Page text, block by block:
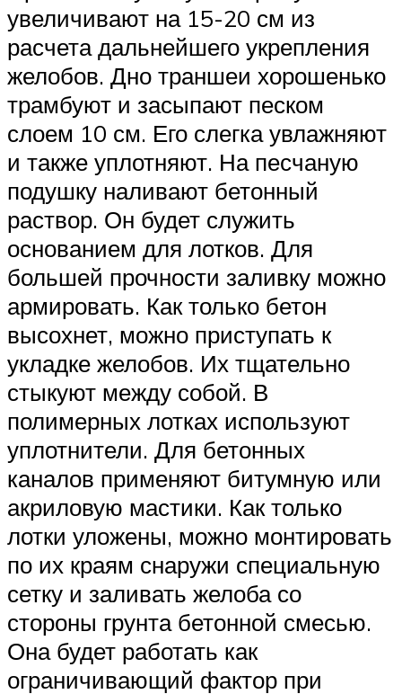
увеличивают на 15-20 см из
расчета дальнейшего укрепления
желобов. Дно траншеи хорошенько
трамбуют и засыпают песком
слоем 10 см. Его слегка увлажняют
и также уплотняют. На песчаную
подушку наливают бетонный
раствор. Он будет служить
основанием для лотков. Для
большей прочности заливку можно
армировать. Как только бетон
высохнет, можно приступать к
укладке желобов. Их тщательно
стыкуют между собой. В
полимерных лотках используют
уплотнители. Для бетонных
каналов применяют битумную или
акриловую мастики. Как только
лотки уложены, можно монтировать
по их краям снаружи специальную
сетку и заливать желоба со
стороны грунта бетонной смесью.
Она будет работать как
ограничивающий фактор при